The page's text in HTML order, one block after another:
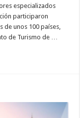
especializados
participaron
de unos 100 países,
de Turismo de …